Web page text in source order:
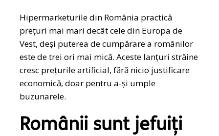
Hipermarketurile din România practică
prețuri mai mari decât cele din Europa de
Vest, deși puterea de cumpărare a românilor
este de trei ori mai mică. Aceste lanțuri străine
cresc prețurile artificial, fără nicio justificare
economică, doar pentru a-și umple
buzunarele.
Românii sunt jefuiți